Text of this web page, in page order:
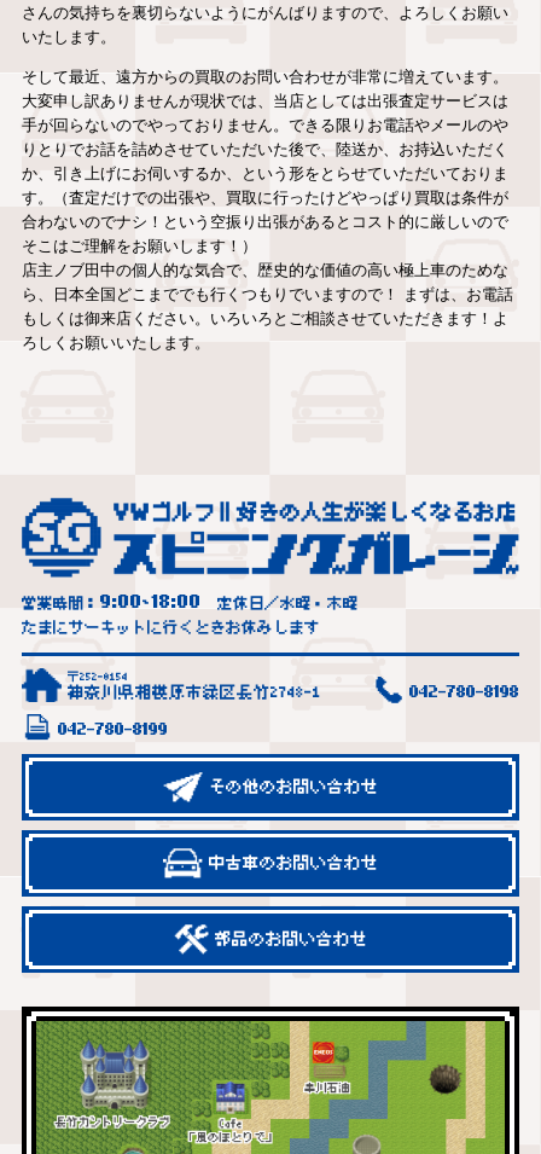
さんの気持ちを裏切らないようにがんばりますので、よろしくお願い
いたします。
そして最近、遠方からの買取のお問い合わせが非常に増えています。
大変申し訳ありませんが現状では、当店としては出張査定サービスは
手が回らないのでやっておりません。できる限りお電話やメールのや
りとりでお話を詰めさせていただいた後で、陸送か、お持込いただく
か、引き上げにお伺いするか、という形をとらせていただいておりま
す。（査定だけでの出張や、買取に行ったけどやっぱり買取は条件が
合わないのでナシ！という空振り出張があるとコスト的に厳しいので
そこはご理解をお願いします！）
店主ノブ田中の個人的な気合で、歴史的な価値の高い極上車のためな
ら、日本全国どこまででも行くつもりでいますので！ まずは、お電話
もしくは御来店ください。いろいろとご相談させていただきます！よ
ろしくお願いいたします。
営業時間： 9:00~18:00
定休日／水曜・木曜
たまにサーキットに行くときお休みします
〒252-0154
神奈川県相模原市緑区長竹2748-1 042-780-8198
042-780-8199
その他のお問い合わせ
中古車のお問い合わせ
部品のお問い合わせ